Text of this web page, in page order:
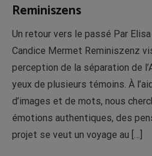
Reminiszens
Un retour vers le passé Par
Candice Mermet Reminiszenz
perception de la séparation de
yeux de plusieurs témoins. À
d’images et de mots, nous
émotions authentiques, des
projet se veut un voyage au […]